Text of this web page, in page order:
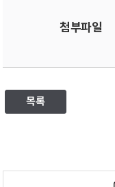
첨부파일
목록